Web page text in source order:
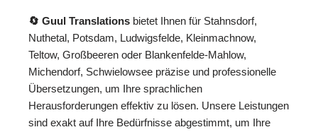
🔄 Guul Translations bietet Ihnen für Stahnsdorf,
Nuthetal, Potsdam, Ludwigsfelde, Kleinmachnow,
Teltow, Großbeeren oder Blankenfelde-Mahlow,
Michendorf, Schwielowsee präzise und professionelle
Übersetzungen, um Ihre sprachlichen
Herausforderungen effektiv zu lösen. Unsere Leistungen
sind exakt auf Ihre Bedürfnisse abgestimmt, um Ihre